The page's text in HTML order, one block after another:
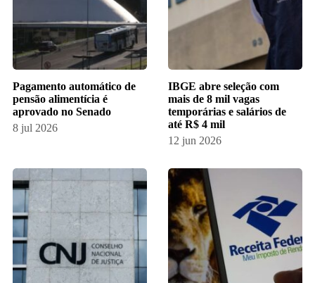
Pagamento automático de
pensão alimentícia é
aprovado no Senado
8 jul 2026
​IBGE abre seleção com
mais de 8 mil vagas
temporárias e salários de
até R$ 4 mil
12 jun 2026